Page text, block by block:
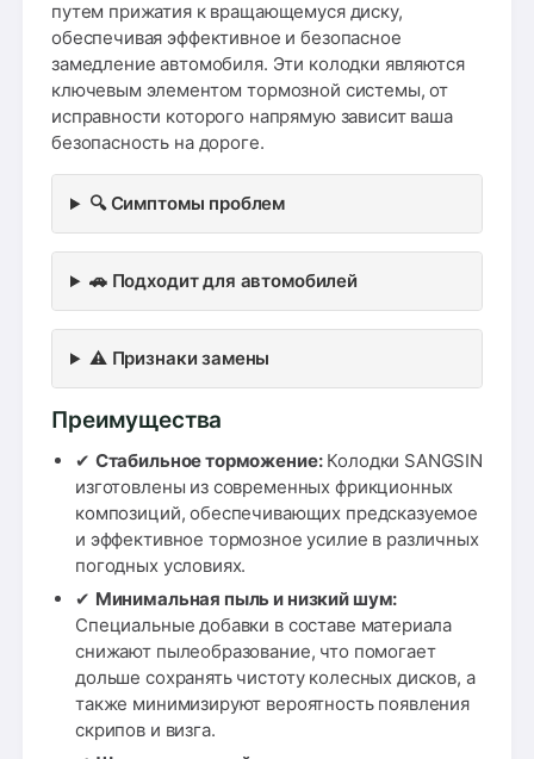
путем прижатия к вращающемуся диску,
обеспечивая эффективное и безопасное
замедление автомобиля. Эти колодки являются
ключевым элементом тормозной системы, от
исправности которого напрямую зависит ваша
безопасность на дороге.
🔍 Симптомы проблем
🚗 Подходит для автомобилей
⚠️ Признаки замены
Преимущества
✔ Стабильное торможение:Колодки SANGSIN
изготовлены из современных фрикционных
композиций, обеспечивающих предсказуемое
и эффективное тормозное усилие в различных
погодных условиях.
✔ Минимальная пыль и низкий шум:
Специальные добавки в составе материала
снижают пылеобразование, что помогает
дольше сохранять чистоту колесных дисков, а
также минимизируют вероятность появления
скрипов и визга.